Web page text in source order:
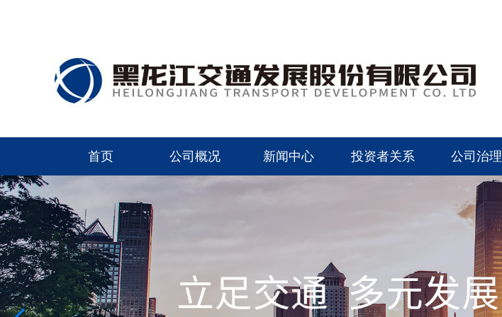
首页 公司概况 新闻中心 投资者关系 公司治理